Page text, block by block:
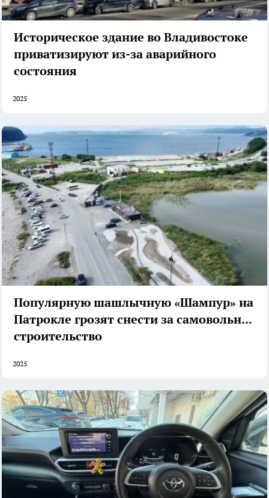
Историческое здание во Владивостоке
приватизируют из-за аварийного
состояния
2025
Популярную шашлычную «Шампур» на
Патрокле грозят снести за самовольное
строительство
2025